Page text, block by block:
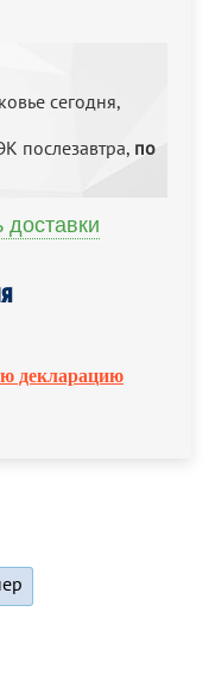
сегодня,
послезавтра, по
доставки
декларацию